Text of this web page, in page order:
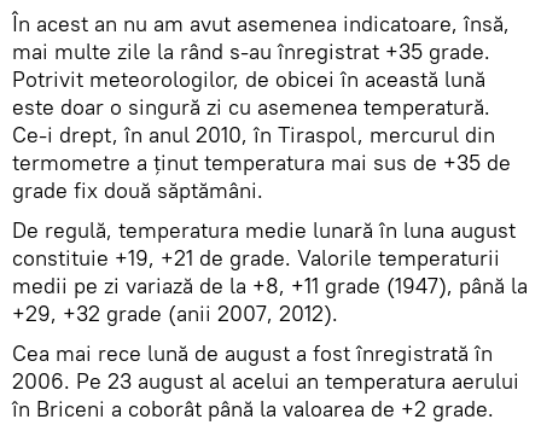
În acest an nu am avut asemenea indicatoare, însă,
mai multe zile la rând s-au înregistrat +35 grade.
Potrivit meteorologilor, de obicei în această lună
este doar o singură zi cu asemenea temperatură.
Ce-i drept, în anul 2010, în Tiraspol, mercurul din
termometre a ținut temperatura mai sus de +35 de
grade fix două săptămâni.
De regulă, temperatura medie lunară în luna august
constituie +19, +21 de grade. Valorile temperaturii
medii pe zi variază de la +8, +11 grade (1947), până la
+29, +32 grade (anii 2007, 2012).
Cea mai rece lună de august a fost înregistrată în
2006. Pe 23 august al acelui an temperatura aerului
în Briceni a coborât până la valoarea de +2 grade.